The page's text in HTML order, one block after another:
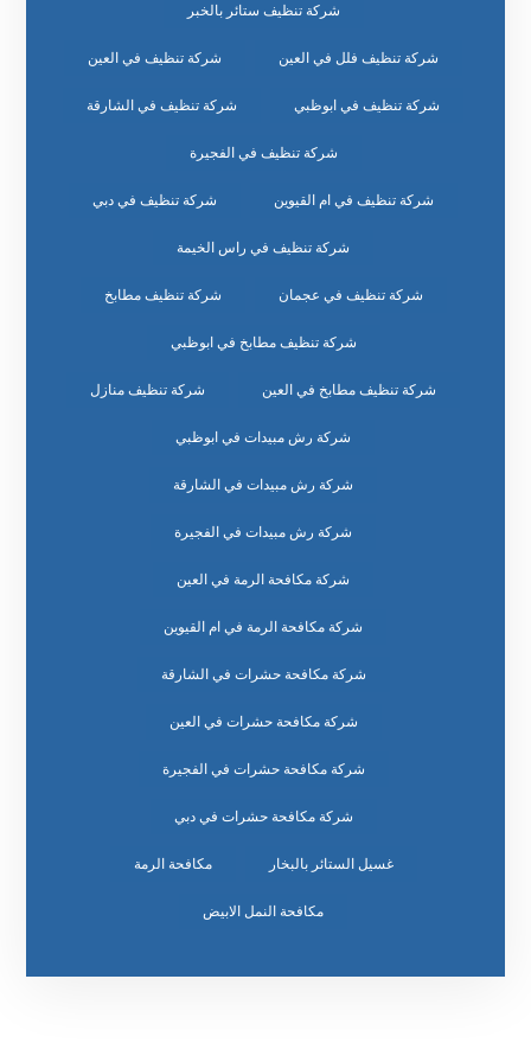
شركة تنظيف ستائر بالخبر
شركة تنظيف فلل في العين شركة تنظيف في العين
شركة تنظيف في ابوظبي شركة تنظيف في الشارقة
شركة تنظيف في الفجيرة
شركة تنظيف في ام القيوين شركة تنظيف في دبي
شركة تنظيف في راس الخيمة
شركة تنظيف في عجمان شركة تنظيف مطابخ
شركة تنظيف مطابخ في ابوظبي
شركة تنظيف مطابخ في العين شركة تنظيف منازل
شركة رش مبيدات في ابوظبي
شركة رش مبيدات في الشارقة
شركة رش مبيدات في الفجيرة
شركة مكافحة الرمة في العين
شركة مكافحة الرمة في ام القيوين
شركة مكافحة حشرات في الشارقة
شركة مكافحة حشرات في العين
شركة مكافحة حشرات في الفجيرة
شركة مكافحة حشرات في دبي
غسيل الستائر بالبخار مكافحة الرمة
مكافحة النمل الابيض